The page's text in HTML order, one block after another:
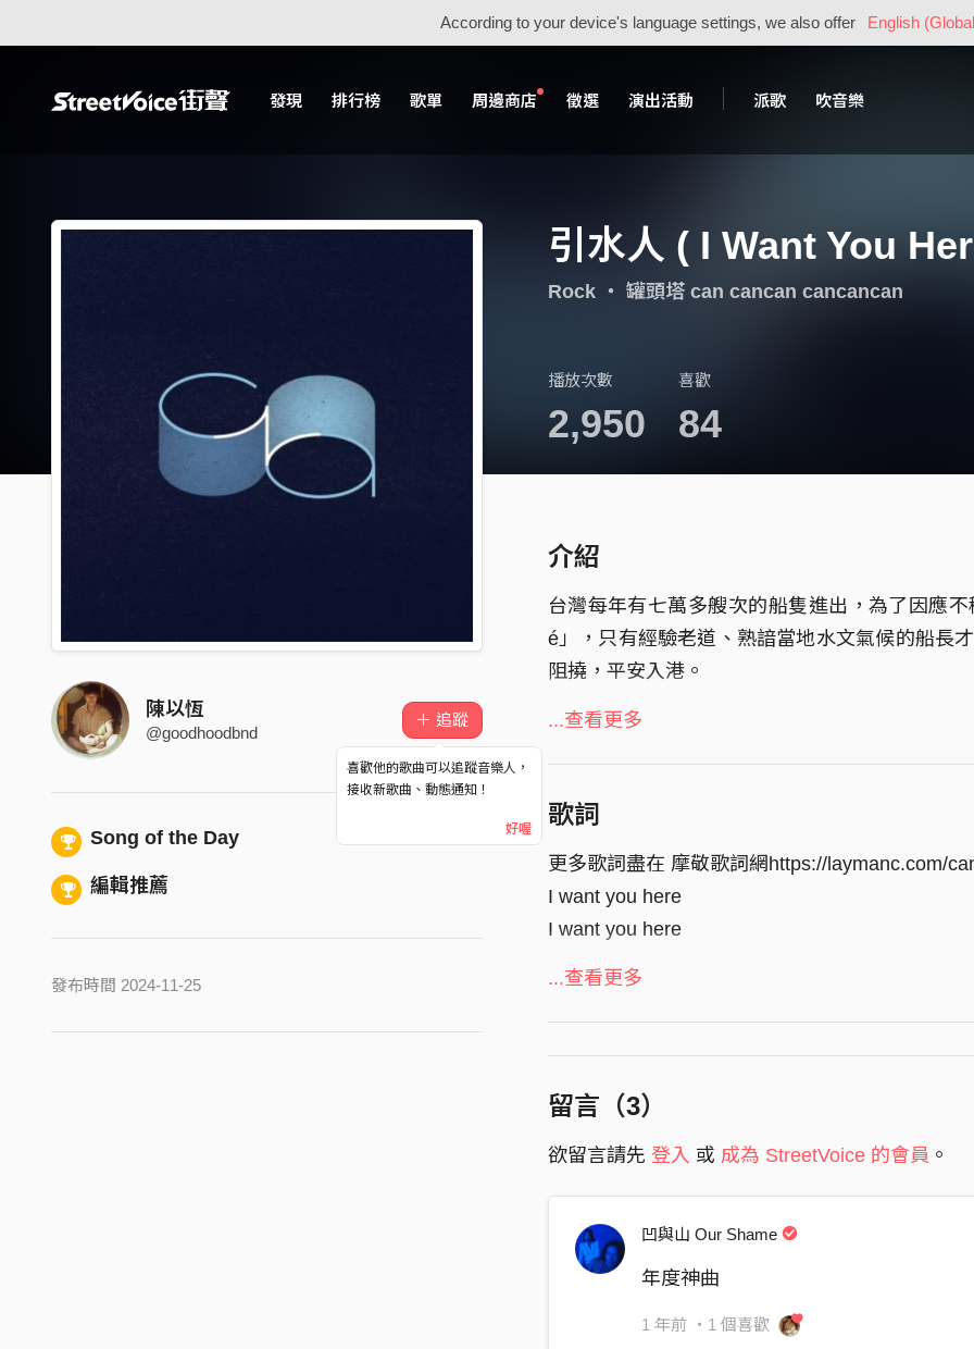
According to your device's language settings, we also offer English
發現 排行榜 歌單 周邊商店 徵選 演出活動 派歌 吹音樂
引水人 ( I Want You
Rock・ 罐頭塔 can cancan cancancan
播放次數
2,950
喜歡
84
陳以恆
@goodhoodbnd
＋ 追蹤
喜歡他的歌曲可以追蹤音樂人，
接收新歌曲、動態通知！
好喔
Song of the Day
編輯推薦
發布時間 2024-11-25
介紹
台灣每年有七萬多艘次的船隻進出，為了因應
é」，只有經驗老道、熟諳當地水文氣候的船長
阻撓，平安入港。
我的引水人在幾年前去了另外一個港灣
Credits
製作人Producer：鍾濰宇 Yu
編曲Arrangement：陳以恆 Layman C. / 鍾濰宇
吉他&貝斯& Guitar & Bass & Synthesizer：陳以
合成器Synthesizer：陳以恆 Layman C. / 鍾濰宇Yu
鼓Drum：Tony Parker
和聲編寫BV Arranger：陳以恆 Layman C. / 鍾濰
吉他&人聲錄音師Guitar & Vocal Recording
吉他&人聲錄音室Guitar & Vocal Recording
鼓錄音師Drum Recording Engineer：錢煒安 Zen
鼓錄音室Drum Recording Studio：112F
鼓助理錄音師 Drum Recording Assisting
人聲編輯Vocal Editing: 游景棠 Don Yo
混音師Mixing Engineer：黃文萱 Ziya Huang
混音室Mixing Studio：Purring Sound Studio
...查看更多
歌詞
更多歌詞盡在 摩敬歌詞網https://laymanc.com/
I want you here
I want you here
彼日的黃昏 無風無湧矣
若有欲出帆 我會綴
噷噷走的水路
孤身過暗流 兩三冬以後
我的引水人 我袂閣拍毋去啊
彼爿的海口敢也是相￼的藍
...查看更多
留言（3）
欲留言請先 登入 或 成為 StreetVoice 的會員 。
凹與山 Our Shame
年度神曲
1 年前 ・1 個喜歡